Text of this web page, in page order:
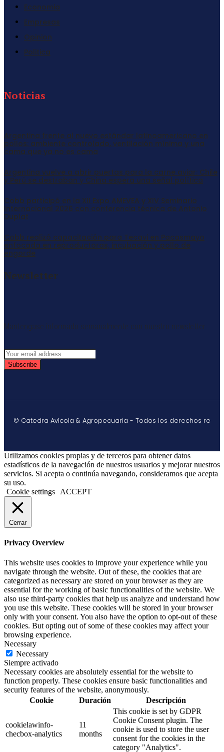
Economia
Empresas
Opinion
Politica
Noticias
Argentina frente al nuevo estándar latinoamericano en
pollos: ambiente controlado, ventilación mínima y una
cama que ya no es cama
Argentina vuelve a abrir puertas para la carne aviar: Chile
y Perú se destraban y China espera una señal política
Cobb participó en la XII Expo AMEVEA y XIV Seminario
Internacional 2026 con conferencia técnica de Antonio
Duplat
Cobb realizó capacitación para Tecavi en Pacasmayo
enfocada en reproductoras, incubación y pollo de
engorde
Newsletter
Mantengase informado semanalmente con nuestro newsletter
Subscribe
© Catedra Avícola & Agropecuaria - Todos los derechos re
Utilizamos cookies propias y de terceros para obtener datos
estadísticos de la navegación de nuestros usuarios y mejorar nuestros
servicios. Si acepta o continúa navegando, consideramos que acepta
su uso.
Cookie settings
ACCEPT
Cerrar
Privacy Overview
This website uses cookies to improve your experience while you
navigate through the website. Out of these, the cookies that are
categorized as necessary are stored on your browser as they are
essential for the working of basic functionalities of the website. We
also use third-party cookies that help us analyze and understand how
you use this website. These cookies will be stored in your browser
only with your consent. You also have the option to opt-out of these
cookies. But opting out of some of these cookies may affect your
browsing experience.
Necessary
Necessary
Siempre activado
Necessary cookies are absolutely essential for the website to
function properly. These cookies ensure basic functionalities and
security features of the website, anonymously.
Cookie
Duración Descripción
cookielawinfo-
checbox-analytics
11
months
This cookie is set by GDPR
Cookie Consent plugin. The
cookie is used to store the user
consent for the cookies in the
category "Analytics".